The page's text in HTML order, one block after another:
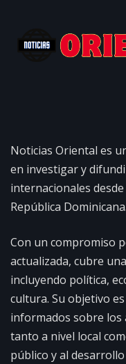
Noticias Oriental es
en investigar y
internacionales
República Dominicana.
Con un compromiso
actualizada, cubre
incluyendo política,
cultura. Su objetivo
informados sobre los
tanto a nivel local
público y al